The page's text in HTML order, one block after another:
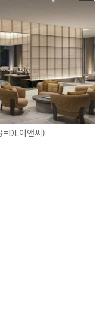
=DL이앤씨)